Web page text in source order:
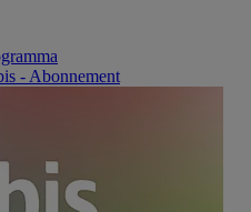
- Abonnement